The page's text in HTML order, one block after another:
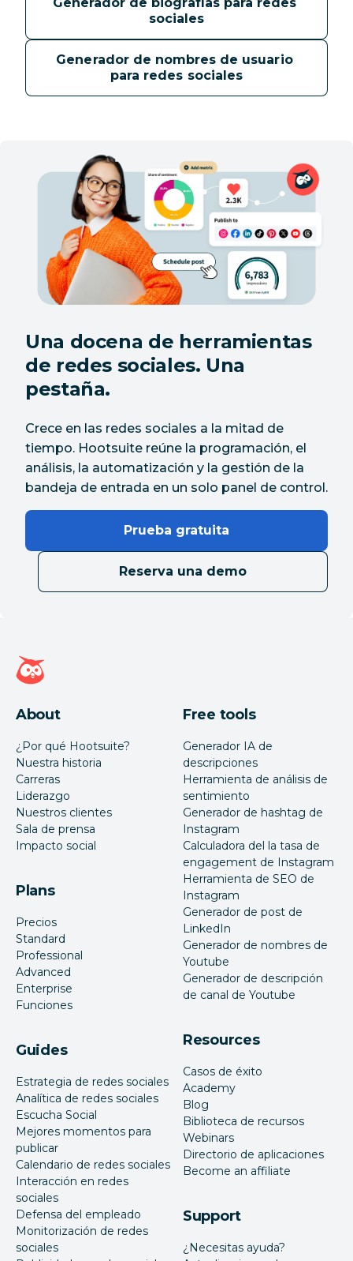
sociales
Generador de nombres de usuario
para redes sociales
Una docena de herramientas
de redes sociales. Una
pestaña.
Crece en las redes sociales a la mitad de
tiempo. Hootsuite reúne la programación, el
análisis, la automatización y la gestión de la
bandeja de entrada en un solo panel de control.
Prueba gratuita
Reserva una demo
Página de inicio de Hootsuite
About
¿Por qué Hootsuite?
Nuestra historia
Carreras
Liderazgo
Nuestros clientes
Sala de prensa
Impacto social
Plans
Precios
Standard
Professional
Advanced
Enterprise
Funciones
Guides
Estrategia de redes sociales
Analítica de redes sociales
Escucha Social
Mejores momentos para
publicar
Calendario de redes sociales
Interacción en redes
sociales
Defensa del empleado
Monitorización de redes
sociales
Free tools
Generador IA de
descripciones
Herramienta de análisis de
sentimiento
Generador de hashtag de
Instagram
Calculadora del la tasa de
engagement de Instagram
Herramienta de SEO de
Instagram
Generador de post de
LinkedIn
Generador de nombres de
Youtube
Generador de descripción
de canal de Youtube
Resources
Casos de éxito
Academy
Blog
Biblioteca de recursos
Webinars
Directorio de aplicaciones
Become an affiliate
Support
¿Necesitas ayuda?